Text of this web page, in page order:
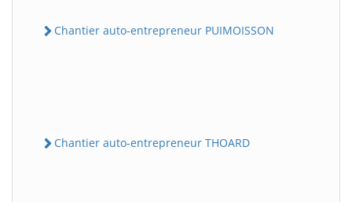
Chantier auto-entrepreneur PUIMOISSON
Chantier auto-entrepreneur THOARD